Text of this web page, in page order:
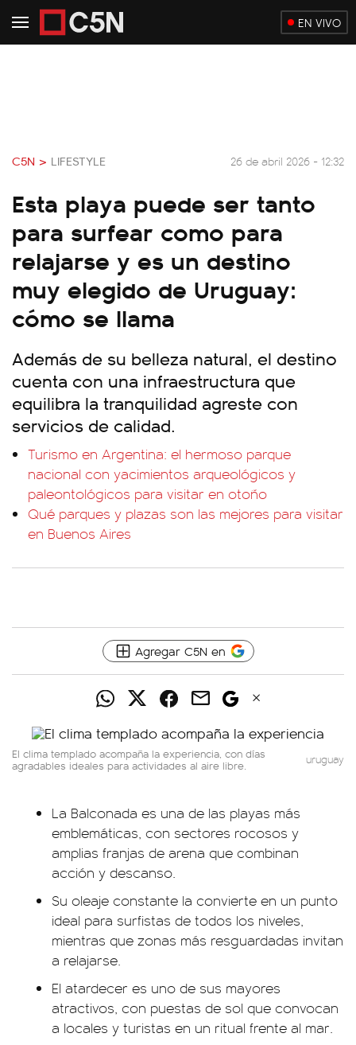
EN VIVO
C5N > LIFESTYLE 26 de abril 2026 - 12:32
Esta playa puede ser tanto
para surfear como para
relajarse y es un destino
muy elegido de Uruguay:
cómo se llama
Además de su belleza natural, el destino
cuenta con una infraestructura que
equilibra la tranquilidad agreste con
servicios de calidad.
Turismo en Argentina: el hermoso parque
nacional con yacimientos arqueológicos y
paleontológicos para visitar en otoño
Qué parques y plazas son las mejores para visitar
en Buenos Aires
Agregar C5N en
El clima templado acompaña la experiencia, con días
agradables ideales para actividades al aire libre. uruguay
La Balconada es una de las playas más
emblemáticas, con sectores rocosos y
amplias franjas de arena que combinan
acción y descanso.
Su oleaje constante la convierte en un punto
ideal para surfistas de todos los niveles,
mientras que zonas más resguardadas invitan
a relajarse.
El atardecer es uno de sus mayores
atractivos, con puestas de sol que convocan
a locales y turistas en un ritual frente al mar.